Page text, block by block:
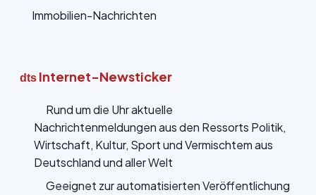
Immobilien-Nachrichten
dts Internet-Newsticker
Rund um die Uhr aktuelle
Nachrichtenmeldungen aus den Ressorts Politik,
Wirtschaft, Kultur, Sport und Vermischtem aus
Deutschland und aller Welt
Geeignet zur automatisierten Veröffentlichung